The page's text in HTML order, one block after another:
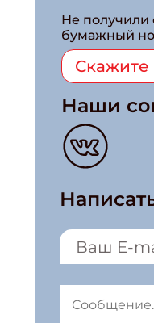
Не
бумажный
Скажите
Наши